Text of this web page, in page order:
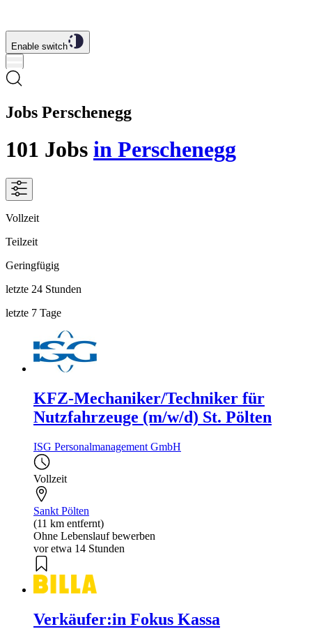
Enable switch
Jobs Perschenegg
101 Jobs in Perschenegg
Vollzeit
Teilzeit
Geringfügig
letzte 24 Stunden
letzte 7 Tage
KFZ-Mechaniker/Techniker für
Nutzfahrzeuge (m/w/d) St. Pölten
ISG Personalmanagement GmbH
Vollzeit
Sankt Pölten
(11 km entfernt)
Ohne Lebenslauf bewerben
vor etwa 14 Stunden
Verkäufer:in Fokus Kassa